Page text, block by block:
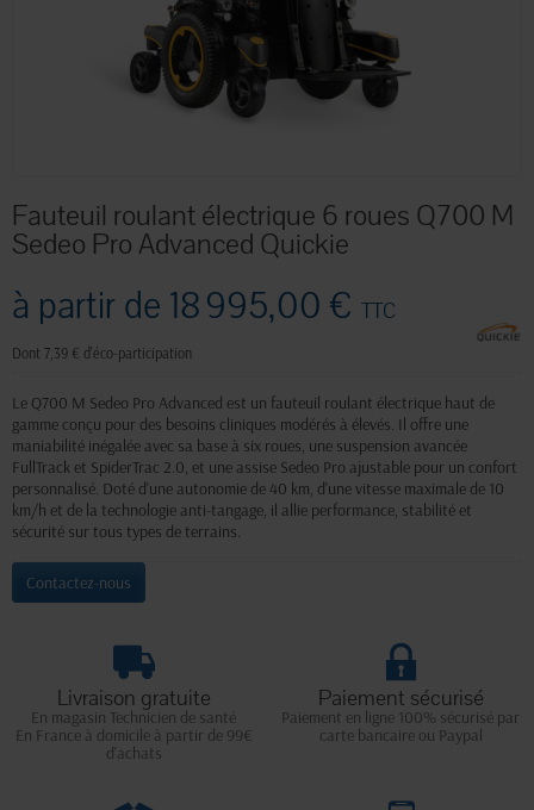
Fauteuil roulant électrique 6 roues Q700 M
Sedeo Pro Advanced Quickie
à partir de 18 995,00 € TTC
Dont 7,39 € d'éco-participation
Le Q700 M Sedeo Pro Advanced est un fauteuil roulant électrique haut de
gamme conçu pour des besoins cliniques modérés à élevés. Il offre une
maniabilité inégalée avec sa base à six roues, une suspension avancée
FullTrack et SpiderTrac 2.0, et une assise Sedeo Pro ajustable pour un confort
personnalisé. Doté d'une autonomie de 40 km, d'une vitesse maximale de 10
km/h et de la technologie anti-tangage, il allie performance, stabilité et
sécurité sur tous types de terrains.
Contactez-nous
Livraison gratuite
En magasin Technicien de santé
En France à domicile à partir de 99€
d'achats
Paiement sécurisé
Paiement en ligne 100% sécurisé par
carte bancaire ou Paypal